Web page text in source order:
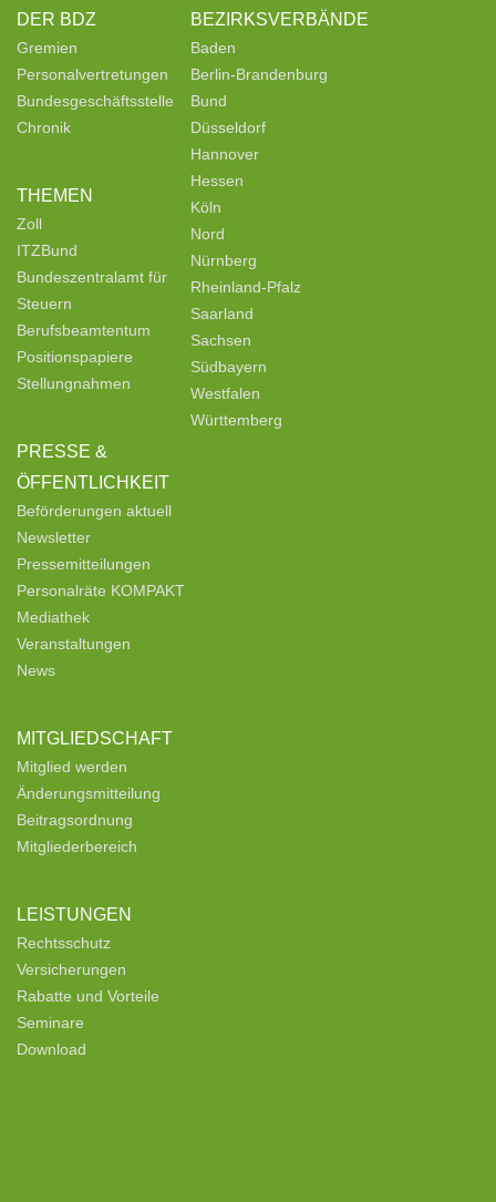
DER BDZ
Gremien
Personalvertretungen
Bundesgeschäftsstelle
Chronik
THEMEN
Zoll
ITZBund
Bundeszentralamt für
Steuern
Berufsbeamtentum
Positionspapiere
Stellungnahmen
PRESSE &
ÖFFENTLICHKEIT
Beförderungen aktuell
Newsletter
Pressemitteilungen
Personalräte KOMPAKT
Mediathek
Veranstaltungen
News
MITGLIEDSCHAFT
Mitglied werden
Änderungsmitteilung
Beitragsordnung
Mitgliederbereich
LEISTUNGEN
Rechtsschutz
Versicherungen
Rabatte und Vorteile
Seminare
Download
BEZIRKSVERBÄNDE
Baden
Berlin-Brandenburg
Bund
Düsseldorf
Hannover
Hessen
Köln
Nord
Nürnberg
Rheinland-Pfalz
Saarland
Sachsen
Südbayern
Westfalen
Württemberg